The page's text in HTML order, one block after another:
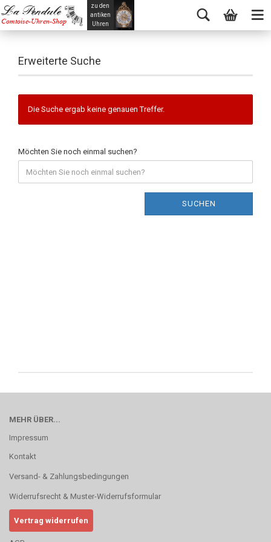
La Pendule
Comtoise-Uhren-Shop
zu den
antiken
Uhren
Erweiterte Suche
Die Suche ergab keine genauen Treffer.
Möchten Sie noch einmal suchen?
SUCHEN
MEHR ÜBER...
Impressum
Kontakt
Versand- & Zahlungsbedingungen
Widerrufsrecht & Muster-Widerrufsformular
Vertrag widerrufen